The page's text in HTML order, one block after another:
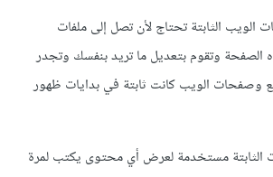
الثابتة تحتاج لأن تصل إلى ملفات
الصفحة وتقوم بتعديل ما تريد بنفسك وتجدر
وصفحات الويب كانت ثابتة في بدايات ظهور
الثابتة مستخدمة لعرض أي محتوى يكتب لمرة